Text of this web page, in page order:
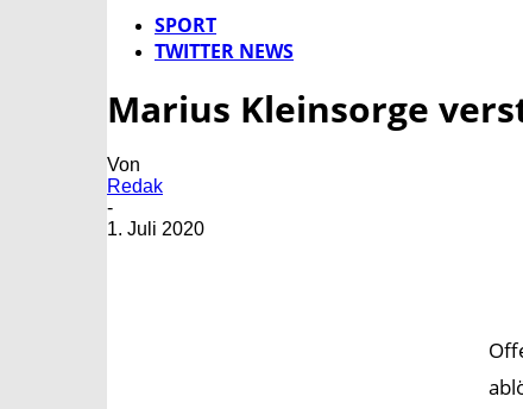
SPORT
TWITTER NEWS
Marius Kleinsorge
Von
Redak
-
1. Juli 2020